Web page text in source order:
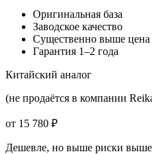
Оригинальная база
Заводское качество
Существенно выше цена
Гарантия 1–2 года
Китайский аналог
(не продаётся в компании
от 15 780 ₽
Дешевле, но выше риски выше